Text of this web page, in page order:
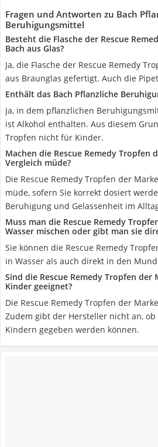
Fragen und Antworten zu Bach
Beruhigungsmittel
Besteht die Flasche der Rescue
Bach aus Glas?
Ja, die Flasche der Rescue Remedy
aus Braunglas gefertigt. Auch die
Enthält das Bach Pflanzliche
Ja, in dem pflanzlichen
ist Alkohol enthalten. Aus diesem
Tropfen nicht für Kinder.
Machen die Rescue Remedy Tropfen
Vergleich müde?
Die Rescue Remedy Tropfen der
müde, sofern Sie korrekt dosiert
Beruhigung und Gelassenheit im
Muss man die Rescue Remedy
Wasser mischen oder gibt man sie
Sie können die Rescue Remedy
in Wasser als auch direkt in den
Sind die Rescue Remedy Tropfen der
Kinder geeignet?
Die Rescue Remedy Tropfen der
Zudem gibt der Hersteller nicht an,
Kindern gegeben werden können.